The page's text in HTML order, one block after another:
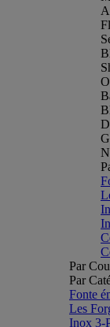
Par
Par
Fonte
Les
Inox 3-